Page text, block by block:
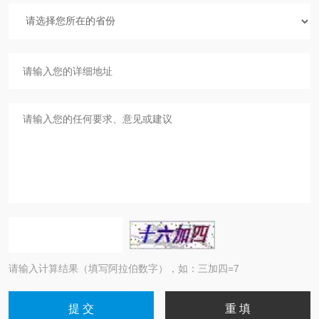
请输入计算结果（填写阿拉伯数字），如：三加四=7